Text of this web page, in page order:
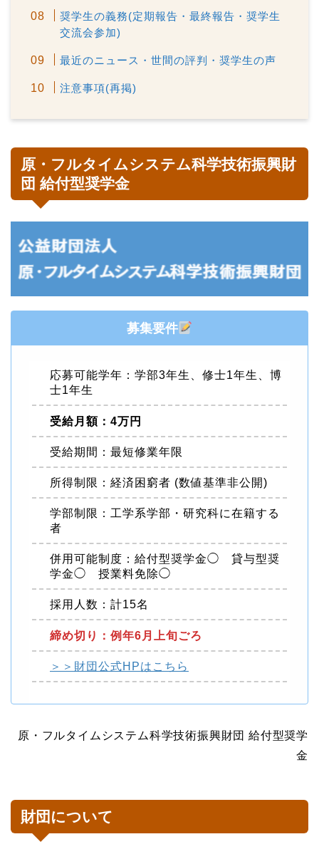
奨学生の義務(定期報告・最終報告・奨学生
交流会参加)
最近のニュース・世間の評判・奨学生の声
注意事項(再掲)
原・フルタイムシステム科学技術振興財
団 給付型奨学金
募集要件
応募可能学年：学部3年生、修士1年生、博
士1年生
受給月額：4万円
受給期間：最短修業年限
所得制限：経済困窮者 (数値基準非公開)
学部制限：工学系学部・研究科に在籍する
者
併用可能制度：給付型奨学金◯ 貸与型奨
学金◯ 授業料免除◯
採用人数：計15名
締め切り：例年6月上旬ごろ
＞＞財団公式HPはこちら
原・フルタイムシステム科学技術振興財団 給付型奨学
金
財団について